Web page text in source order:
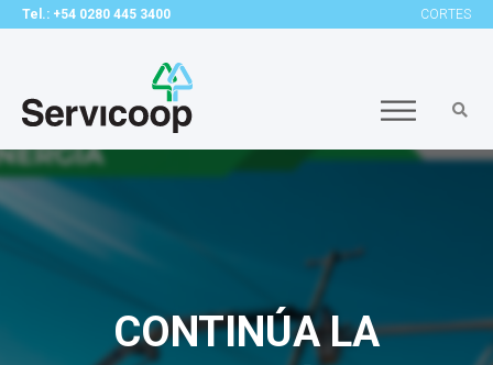
Tel.: +54 0280 445 3400 CORTES
CONTINÚA LA